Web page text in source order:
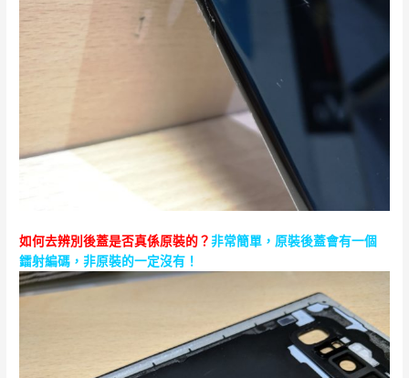
如何去辨別後蓋是否真係原裝的？非常簡單，原裝後蓋會有一個
鐳射編碼，非原裝的一定沒有！